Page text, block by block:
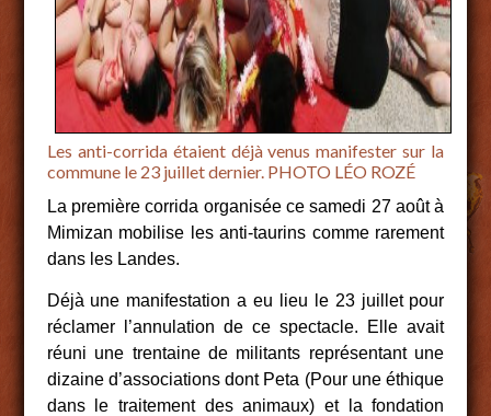
Les anti-corrida étaient déjà venus manifester sur la
commune le 23 juillet dernier. PHOTO LÉO ROZÉ
La première corrida organisée ce samedi 27 août à
Mimizan mobilise les anti-taurins comme rarement
dans les Landes.
Déjà une manifestation a eu lieu le 23 juillet pour
réclamer l’annulation de ce spectacle. Elle avait
réuni une trentaine de militants représentant une
dizaine d’associations dont Peta (Pour une éthique
dans le traitement des animaux) et la fondation